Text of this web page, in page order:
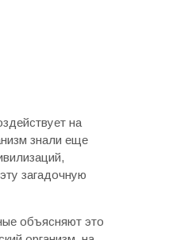
на
знали еще
загадочную
объясняют это